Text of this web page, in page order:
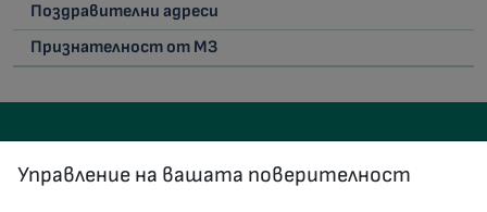
Поздравителни адреси
Признателност от МЗ
Управление на вашата поверителност